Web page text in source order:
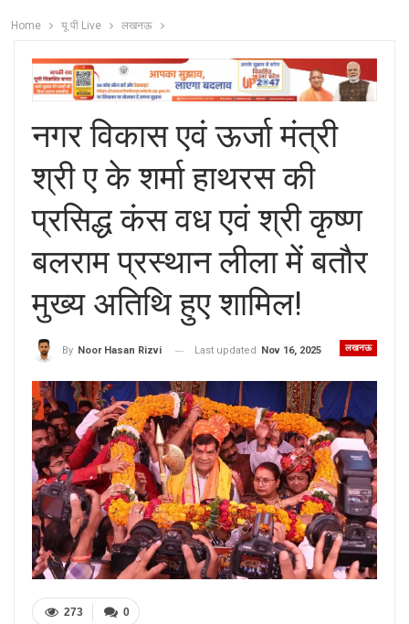
Home यू पी Live लखनऊ
नगर विकास एवं ऊर्जा मंत्री
श्री ए के शर्मा हाथरस की
प्रसिद्ध कंस वध एवं श्री कृष्ण
बलराम प्रस्थान लीला में बतौर
मुख्य अतिथि हुए शामिल!
लखनऊ
By Noor Hasan Rizvi Last updated Nov 16, 2025
0
273